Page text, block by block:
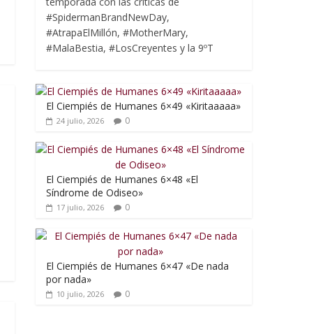
#SpidermanBrandNewDay,
#AtrapaElMillón, #MotherMary,
#MalaBestia, #LosCreyentes y la 9ºT
El Ciempiés de Humanes 6×49 «Kiritaaaaa»
24 julio, 2026 0
El Ciempiés de Humanes 6×48 «El
Síndrome de Odiseo»
17 julio, 2026 0
El Ciempiés de Humanes 6×47 «De nada
por nada»
10 julio, 2026 0